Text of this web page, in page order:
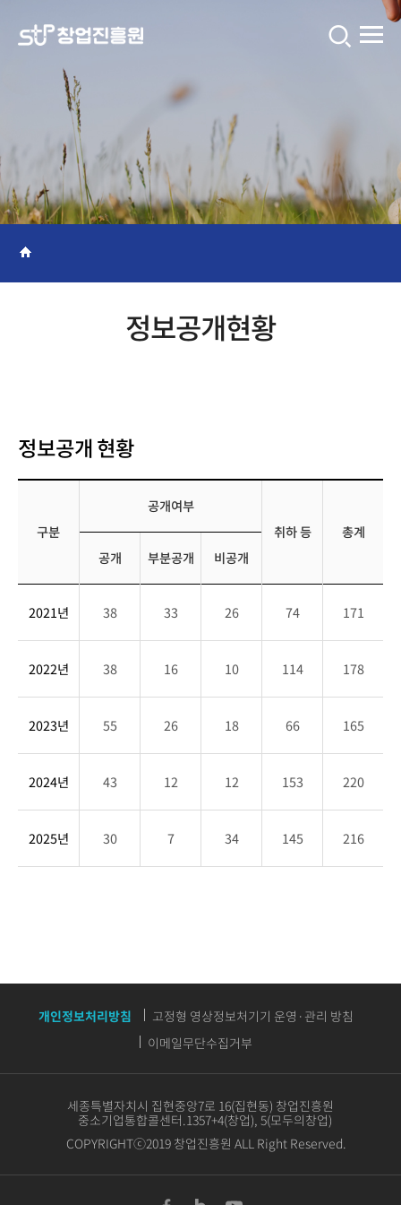
원
콘
텐
정보공개현황
정보공개 현황
보
공
현
황
표
공
개
여
(전
분
공
총
구분
공개여부
취하 등
총계
공개
부분공개 비공개
2021년 38 33 26 74 171
2022년 38 16 10 114 178
2023년 55 26 18 66 165
2024년 43 12 12 153 220
2025년 30 7 34 145 216
개인정보처리방침
고정형 영상정보처기기 운영·관리 방침
이메일무단수집거부
세종특별자치시 집현중앙7로 16(집현동) 창업진흥원
중소기업통합콜센터.1357+4(창업), 5(모두의창업)
COPYRIGHTⓒ2019 창업진흥원 ALL Right Reserved.